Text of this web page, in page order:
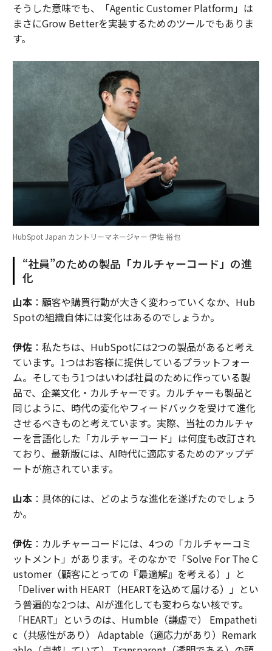
そうした意味でも、「Agentic Customer Platform」は
まさにGrow Betterを実装するためのツールでもありま
す。
HubSpot Japan カントリーマネージャー 伊佐 裕也
“社員”のための製品「カルチャーコード」の進
化
山本：顧客や購買行動が大きく変わっていくなか、Hub
Spotの組織自体には変化はあるのでしょうか。
伊佐：私たちは、HubSpotには2つの製品があると考え
ています。1つはお客様に提供しているプラットフォー
ム。そしてもう1つはいわば社員のために作っている製
品で、企業文化・カルチャーです。カルチャーも製品と
同じように、時代の変化やフィードバックを受けて進化
させるべきものと考えています。実際、当社のカルチャ
ーを言語化した「カルチャーコード」は何度も改訂され
ており、最新版には、AI時代に適応するためのアップデ
ートが施されています。
山本：具体的には、どのような進化を遂げたのでしょう
か。
伊佐：カルチャーコードには、4つの「カルチャーコミ
ットメント」があります。そのなかで「Solve For The C
ustomer（顧客にとっての『最適解』を考える）」と
「Deliver with HEART（HEARTを込めて届ける）」とい
う普遍的な2つは、AIが進化しても変わらない核です。
「HEART」というのは、Humble（謙虚で） Empatheti
c（共感性があり） Adaptable（適応力があり）Remark